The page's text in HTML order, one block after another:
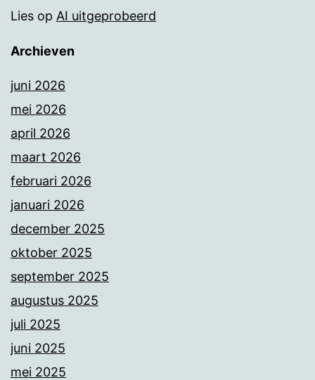
Lies op AI uitgeprobeerd
Archieven
juni 2026
mei 2026
april 2026
maart 2026
februari 2026
januari 2026
december 2025
oktober 2025
september 2025
augustus 2025
juli 2025
juni 2025
mei 2025